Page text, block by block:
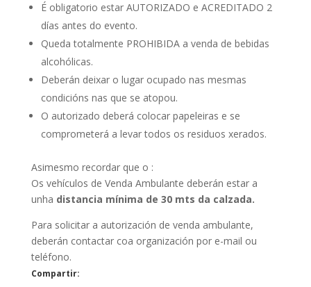
É obligatorio estar AUTORIZADO e ACREDITADO 2
días antes do evento.
Queda totalmente PROHIBIDA a venda de bebidas
alcohólicas.
Deberán deixar o lugar ocupado nas mesmas
condicións nas que se atopou.
O autorizado deberá colocar papeleiras e se
comprometerá a levar todos os residuos xerados.
Asimesmo recordar que o :
Os vehículos de Venda Ambulante deberán estar a
unha distancia mínima de 30 mts da calzada.
Para solicitar a autorización de venda ambulante,
deberán contactar coa organización por e-mail ou
teléfono.
Compartir: